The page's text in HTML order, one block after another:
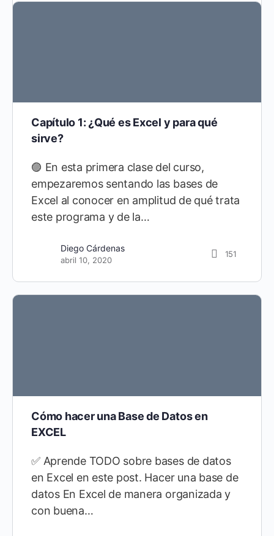
septiembre 10, 2021
Capítulo 1: ¿Qué es Excel y para qué
sirve?
🟣 En esta primera clase del curso,
empezaremos sentando las bases de
Excel al conocer en amplitud de qué trata
este programa y de la…
Diego Cárdenas
abril 10, 2020
151
Cómo hacer una Base de Datos en
EXCEL
✅ Aprende TODO sobre bases de datos
en Excel en este post. Hacer una base de
datos En Excel de manera organizada y
con buena…